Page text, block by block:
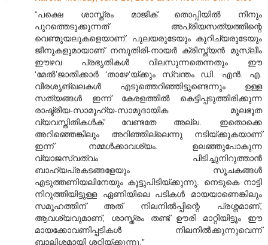
“പക്ഷെ ശാസ്ത്രം മാജിക് തൊപ്പിയില്‍ നിനും
പുറത്തെടുക്കുന്നത് അപ്രിയസത്യത്തിന്റെ
വെണ്മുയലുകളെയാണ്. പുലയരുടേയും കുറിച്യരുടേയും
ജീനുകളുമായാണ് നമ്പൂതിരി-നായര്‍ ക്രിസ്ത്യന്‍ മുസ്ലീം
ഈഴവ പ്രഭൃതികള്‍ വിലസുന്നതെന്നതും ഈ
‘മേല്‍‍’ജാതിക്കാര്‍ ‘താഴേ‘യ്ക്കും സ്വന്തം ഡി. എന്‍. എ.
വീരശൃങ്ഖലകള്‍ എടുത്തെറിഞ്ഞിട്ടുണ്ടെന്നും ഉള്ള
സത്യങ്ങള്‍ ഇന്ന് കേരളത്തില്‍ കെട്ടിപ്പടുത്തിരിക്കുന്ന
രാഷ്ട്രീയ-സാമൂഹ്യ-സാമുദായിക മൂലഭൂത
വ്യവസ്തിതികള്‍ക് വേണ്ടതേ അല്ല. ഇതൊക്കെ
അറിഞ്ഞെങ്കിലും അറിഞ്ഞില്ലെന്നു നടിയ്ക്കുകയാണ്
ഇന്ന് നമ്മള്‍ക്കാവശ്യം. ഉലഞ്ഞുപോകുന്ന
വ്യാജസ്വത്വം പിടിച്ചുനിറുത്താന്‍
ബാഹ്യപ്രകടങ്ങളേയും സൂചകങ്ങള്‍
എടുത്തണിയലിനേയും കൂട്ടുപിടിയ്ക്കുന്നു. നെടുകെ നാട്ടി
നിറുത്തിയിട്ടുള്ള ഏണിയിലെ പടികള്‍ മായയാണെങ്കിലും
സമൂഹത്തിന് അത് നിലനില്‍പ്പിന്റെ പ്രശ്നമാണ്,
ആവശ്യവുമാണ്, ശാസ്ത്രം തണ്ട് ഊരി മാറ്റിയിട്ടൂം ഈ
മായക്കോവണിപ്പടികള്‍ നിലനില്‍ക്കുന്നുവെന്ന്
ബാലിശമായി ശഠിയ്ക്കുന്നു.”